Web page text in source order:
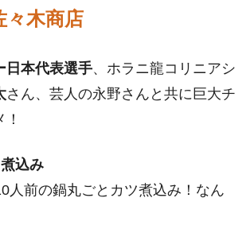
々木商店
日本代表選手、ホラニ龍コリニアシ
さん、芸人の永野さんと共に巨大チ
込み
人前の鍋丸ごとカツ煮込み！なん